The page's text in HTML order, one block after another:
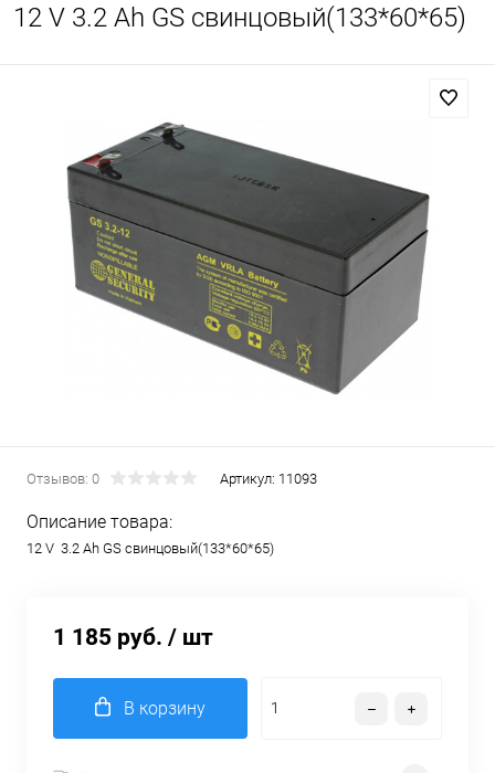
12 V 3.2 Ah GS свинцовый(133*60*65)
Отзывов: 0 Артикул: 11093
Описание товара:
12 V 3.2 Ah GS свинцовый(133*60*65)
1 185 руб. / шт
В корзину